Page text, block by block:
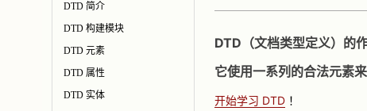
DTD 简介
DTD 构建模块
DTD 元素
DTD 属性
DTD 实体
DTD（文档类型定义）的
它使用一系列的合法元素
开始学习 DTD！